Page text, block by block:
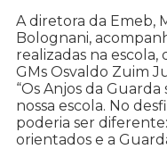
A diretora da Emeb,
Bolognani,
realizadas na
GMs Osvaldo Zuim
“Os Anjos da
nossa escola. No
poderia ser
orientados e a